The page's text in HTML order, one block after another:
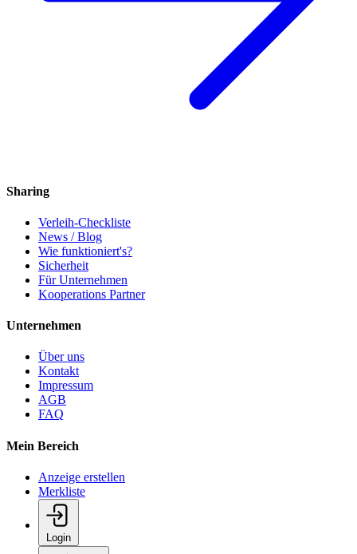
Sharing
Verleih-Checkliste
News / Blog
Wie funktioniert's?
Sicherheit
Für Unternehmen
Kooperations Partner
Unternehmen
Über uns
Kontakt
Impressum
AGB
FAQ
Mein Bereich
Anzeige erstellen
Merkliste
Login